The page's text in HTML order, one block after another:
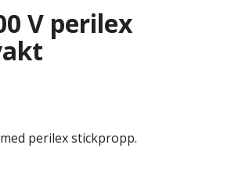
V perilex
perilex stickpropp.